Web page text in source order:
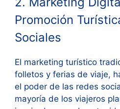
Promoción
Sociales
El marketing turístico
folletos y ferias de viaje,
el poder de las redes
mayoría de los viajeros